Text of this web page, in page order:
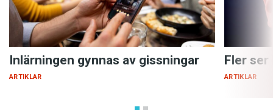
Inlärningen gynnas av gissningar
ARTIKLAR
Fler
ARTIKLAR